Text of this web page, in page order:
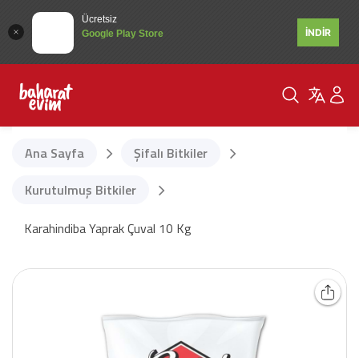
Ücretsiz
Google Play Store
İNDİR
Ana Sayfa
Şifalı Bitkiler
Kurutulmuş Bitkiler
Karahindiba Yaprak Çuval 10 Kg